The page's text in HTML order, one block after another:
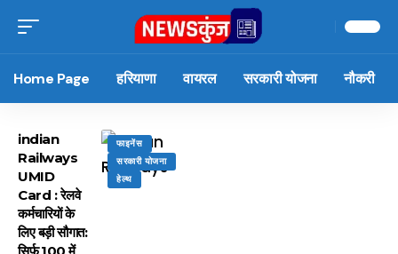
Home Page हरियाणा वायरल सरकारी योजना नौकरी
फाइनेंस
सरकारी योजना
हेल्थ
indian
Railways
UMID
Card : रेलवे
कर्मचारियों के
लिए बड़ी सौगात: